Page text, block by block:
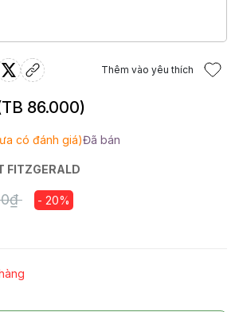
Thêm vào yêu thích
86.000)
có đánh giá)Đã bán
FITZGERALD
- 20%